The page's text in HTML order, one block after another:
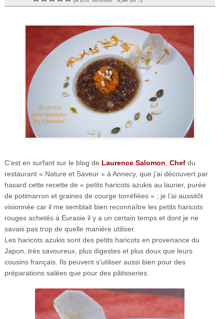
C’est en surfant sur le blog de Laurence Salomon Chefdu
restaurant « Nature et Saveur » à Annecy, que j’ai découvert par
hasard cette recette de « petits haricots azukis au laurier, purée
de potimarron et graines de courge torréfiées » ; je l’ai aussitôt
visionnée car il me semblait bien reconnaître les petits haricots
rouges achetés à Eurasie il y a un certain temps et dont je ne
savais pas trop de quelle manière utiliser.
Les haricots azukis sont des petits haricots en provenance du
Japon, très savoureux, plus digestes et plus doux que leurs
cousins français. Ils peuvent s’utiliser aussi bien pour des
préparations salées que pour des pâtisseries.